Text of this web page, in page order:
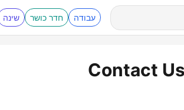
עבודה חדר כושר שינה
Contact Us